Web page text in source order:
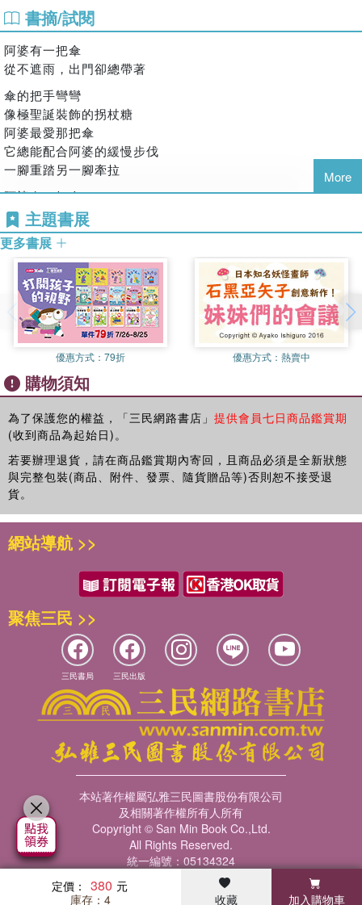
字對談，於是，這本詩集裡可以看見多樣的書寫形式：短詩、
長詩、組詩，亦包含風格上的試探與轉換。然而，這些變化並
非刻意求新，而是希望讓文字更貼近當下所承載的情緒重量。
它對我而言，不僅是溝通或記錄的載體，更是一種讓瞬間得以
延展的溫度。
回頭整理時，我才發現這些詩自然形成了五個段落。它們像是
生命在不同階段留下的痕跡，從愛裡的靠近與撕裂，走向時間
的抵抗與消耗；從直視社會的傷痕與集體悲鳴，到試著在日常
裡尋回柔軟。最終我才明白，所有的變化走至盡頭，其實只是
回歸原本。
我寫過耗損、寫過執迷，也寫過憤怒與崩裂後難以癒合的傷
痛。那些被寫下的故事留在詩裡，它們並不試圖撫慰我的哀
傷，只是默許著我的脆弱，並靜待我走向釋懷。
書寫走到後來，文字所承受的不再只是我的任性與情緒，它開
始配合我的步調，逐漸與我同行。痛仍在，但我不再需要證明
它的存在，也無需強迫它隨時間沖淡；偶爾隨著季節更迭勾起
舊傷，哭過一場，仍能被記錄下來。愛亦依然存在，卻不必再
以撕裂作為代價；隨著時間流逝，我逐漸看清它的本質，初心
未曾改變，只是我們始終不善拿捏。
滯不前，而是在變動之中，選擇駐足與靜待。
只想愛你
無心
風月無變
落花
歸咎是愛
讀浮生六記
雪姬
獨白
焚稿祭愛
我們都說愛
歸途
裂縫中的愛
蘭因絮果
軟著陸
輯二 所有意志皆成荒蕪 倒映水面的臉龐逐漸皴皺
消耗
小唯
流逝的時光
未央
時間的臂彎
墓畔
學習遺忘
衰變
失序
她
惦記
秋天是適合離去的季節
不長也不短
丟失
輯三 總有人能指著妳嘴邊的血跡 說這世界多麼美好
我與我的不知足症
都市生活
我把日子過得很輕
寂寞成正比
守望
驢子耳朵
破
書摘/試閱
阿婆有一把傘
從不遮雨，出門卻總帶著
傘的把手彎彎
像極聖誕裝飾的拐杖糖
阿婆最愛那把傘
它總能配合阿婆的緩慢步伐
一腳重踏另一腳牽拉
阿婆有一把傘
歷經挺直的腰桿逐漸枯垂
見證兒女的蒼老與孫輩的分別
阿婆早晨天未亮就拄著傘來到市場
挑著新鮮的水果與幾把青菜
阿婆問我有什麼想吃的
我指著零食攤
阿婆掏出皺皺的一百讓我去買
更不忘碎念著吃糖會蛀牙
如今阿婆的一把傘
掛在玄關
阿婆的身軀變得很小
拄不起傘
阿婆說
她想媽媽了
──〈阿婆有一把傘〉
───
時間到達不了的地方
記憶不會沖淡
在我想你的時候
還能念出你說過的話
擁抱你觸撫的陽光
放飛的紙鳶
總會在想念的地方徘徊
俯瞰所有你路過的小徑
垂墜著牽掛的相思
那夜漫漫而你遲遲不滅的影
鐫刻在回憶裡
──〈歸途〉
───
影子重疊的海域
有擱淺已久的黑暗
彼時此地活著一群不相識的名字
More
主題書展
更多書展
優惠方式： 79折 優惠方式： 熱賣中
購物須知
為了保護您的權益，「三民網路書店」 提供會員七日商品鑑賞期
(收到商品為起始日)。
若要辦理退貨，請在商品鑑賞期內寄回，且商品必須是全新狀態
與完整包裝(商品、附件、發票、隨貨贈品等)否則恕不接受退
貨。
定價： 380
庫存：4 收藏 加入購物車
客服中心 瀏覽紀錄 會員專區
網站導航 >>
聚焦三民 >>
三民書局 三民出版
本站著作權屬弘雅三民圖書股份有限公司
及相關著作權所有人所有
Copyright © San Min Book Co.,Ltd.
All Rights Reserved.
統一編號：05134324